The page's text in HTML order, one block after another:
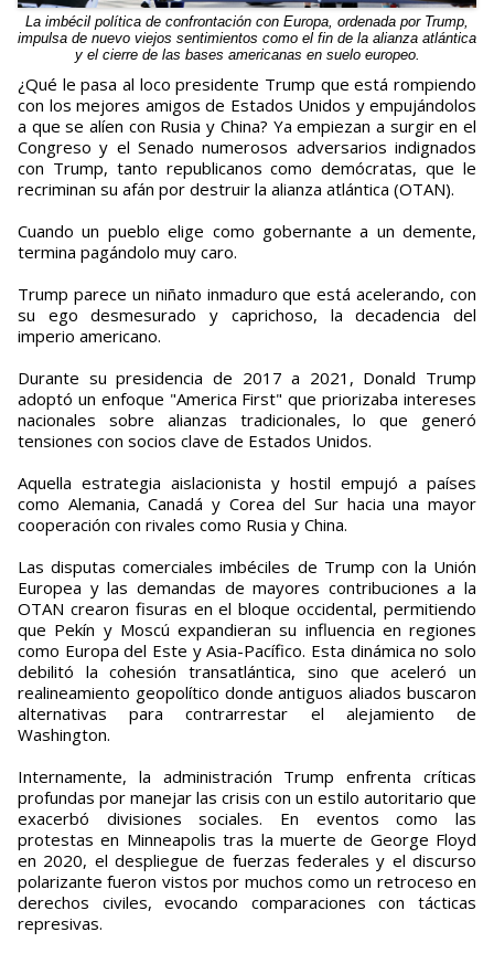
La imbécil política de confrontación con Europa, ordenada por Trump,
impulsa de nuevo viejos sentimientos como el fin de la alianza atlántica
y el cierre de las bases americanas en suelo europeo.
¿Qué le pasa al loco presidente Trump que está rompiendo
con los mejores amigos de Estados Unidos y empujándolos
a que se alíen con Rusia y China? Ya empiezan a surgir en el
Congreso y el Senado numerosos adversarios indignados
con Trump, tanto republicanos como demócratas, que le
recriminan su afán por destruir la alianza atlántica (OTAN).
Cuando un pueblo elige como gobernante a un demente,
termina pagándolo muy caro.
Trump parece un niñato inmaduro que está acelerando, con
su ego desmesurado y caprichoso, la decadencia del
imperio americano.
Durante su presidencia de 2017 a 2021, Donald Trump
adoptó un enfoque "America First" que priorizaba intereses
nacionales sobre alianzas tradicionales, lo que generó
tensiones con socios clave de Estados Unidos.
Aquella estrategia aislacionista y hostil empujó a países
como Alemania, Canadá y Corea del Sur hacia una mayor
cooperación con rivales como Rusia y China.
Las disputas comerciales imbéciles de Trump con la Unión
Europea y las demandas de mayores contribuciones a la
OTAN crearon fisuras en el bloque occidental, permitiendo
que Pekín y Moscú expandieran su influencia en regiones
como Europa del Este y Asia-Pacífico. Esta dinámica no solo
debilitó la cohesión transatlántica, sino que aceleró un
realineamiento geopolítico donde antiguos aliados buscaron
alternativas para contrarrestar el alejamiento de
Washington.
Internamente, la administración Trump enfrenta críticas
profundas por manejar las crisis con un estilo autoritario que
exacerbó divisiones sociales. En eventos como las
protestas en Minneapolis tras la muerte de George Floyd
en 2020, el despliegue de fuerzas federales y el discurso
polarizante fueron vistos por muchos como un retroceso en
derechos civiles, evocando comparaciones con tácticas
represivas.